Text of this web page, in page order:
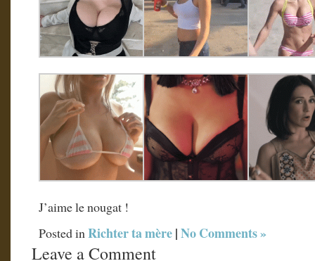
J’aime le nougat !
Posted inRichter ta mère|No Comments »
Leave a Comment